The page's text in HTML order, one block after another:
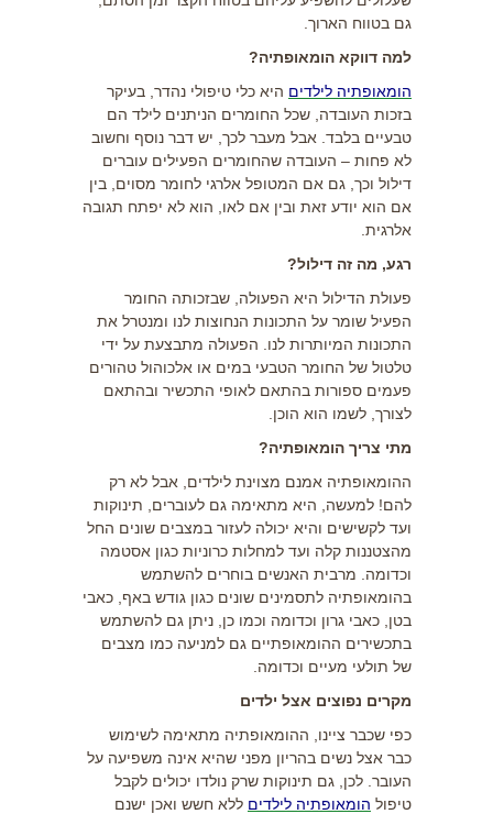
גם בטווח הארוך.
למה דווקא הומאופתיה?
הומאופתיה לילדים היא כלי טיפולי נהדר, בעיקר
בזכות העובדה, שכל החומרים הניתנים לילד הם
טבעיים בלבד. אבל מעבר לכך, יש דבר נוסף וחשוב
לא פחות – העובדה שהחומרים הפעילים עוברים
דילול וכך, גם אם המטופל אלרגי לחומר מסוים, בין
אם הוא יודע זאת ובין אם לאו, הוא לא יפתח תגובה
אלרגית.
רגע, מה זה דילול?
פעולת הדילול היא הפעולה, שבזכותה החומר
הפעיל שומר על התכונות הנחוצות לנו ומנטרל את
התכונות המיותרות לנו. הפעולה מתבצעת על ידי
טלטול של החומר הטבעי במים או אלכוהול טהורים
פעמים ספורות בהתאם לאופי התכשיר ובהתאם
לצורך, לשמו הוא הוכן.
מתי צריך הומאופתיה?
ההומאופתיה אמנם מצוינת לילדים, אבל לא רק
להם! למעשה, היא מתאימה גם לעוברים, תינוקות
ועד לקשישים והיא יכולה לעזור במצבים שונים החל
מהצטננות קלה ועד למחלות כרוניות כגון אסטמה
וכדומה. מרבית האנשים בוחרים להשתמש
בהומאופתיה לתסמינים שונים כגון גודש באף, כאבי
בטן, כאבי גרון וכדומה וכמו כן, ניתן גם להשתמש
בתכשירים ההומאופתיים גם למניעה כמו מצבים
של תולעי מעיים וכדומה.
מקרים נפוצים אצל ילדים
כפי שכבר ציינו, ההומאופתיה מתאימה לשימוש
כבר אצל נשים בהריון מפני שהיא אינה משפיעה על
העובר. לכן, גם תינוקות שרק נולדו יכולים לקבל
טיפול הומאופתיה לילדים ללא חשש ואכן ישנם